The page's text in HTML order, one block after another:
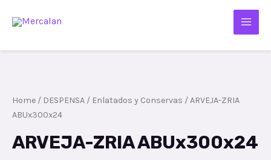
Home / DESPENSA / Enlatados y Conservas / ARVEJA-ZRIA
ABUx300x24
ARVEJA-ZRIA ABUx300x24